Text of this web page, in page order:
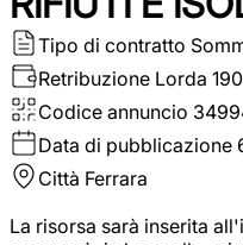
Tipo di contratto
Retribuzione Lorda
Codice annuncio
Data di pubblicazione
Città Ferrara
La risorsa sarà inserita